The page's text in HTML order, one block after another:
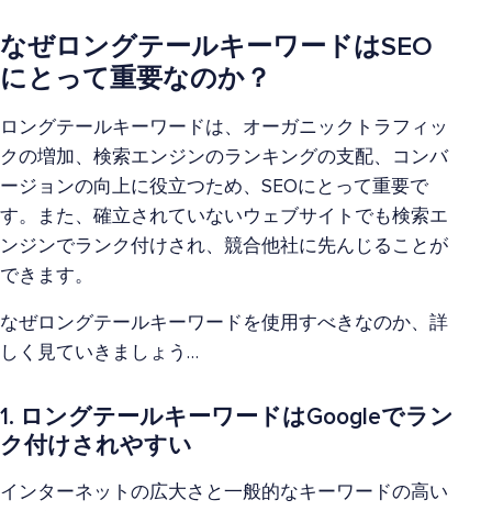
なぜロングテールキーワードはSEO
にとって重要なのか？
ロングテールキーワードは、オーガニックトラフィッ
クの増加、検索エンジンのランキングの支配、コンバ
ージョンの向上に役立つため、SEOにとって重要で
す。また、確立されていないウェブサイトでも検索エ
ンジンでランク付けされ、競合他社に先んじることが
できます。
なぜロングテールキーワードを使用すべきなのか、詳
しく見ていきましょう…
1. ロングテールキーワードはGoogleでラン
ク付けされやすい
インターネットの広大さと一般的なキーワードの高い